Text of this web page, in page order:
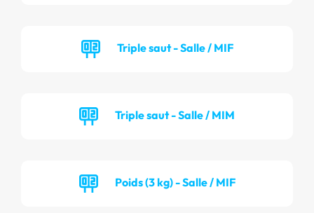
Triple saut - Salle / MIF
Triple saut - Salle / MIM
Poids (3 kg) - Salle / MIF